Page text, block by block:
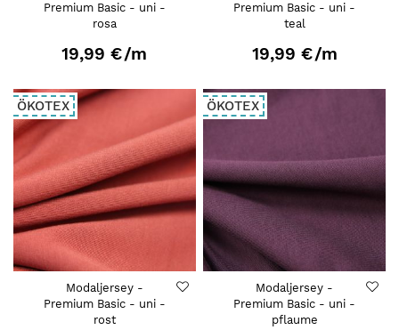
Premium Basic - uni -
rosa
19,99 €/m
Premium Basic - uni -
teal
19,99 €/m
ÖKOTEX
Modaljersey -
Premium Basic - uni -
rost
ÖKOTEX
Modaljersey -
Premium Basic - uni -
pflaume